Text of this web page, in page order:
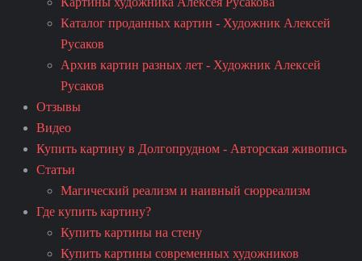
Каталог проданных картин - Художник Алексей
Русаков
Архив картин разных лет - Художник Алексей
Русаков
Отзывы
Видео
Купить картину в Долгопрудном - Авторская живопись
Статьи
Магический реализм и наивный сюрреализм
Где купить картину?
Купить картины на стену
Купить картины современных художников